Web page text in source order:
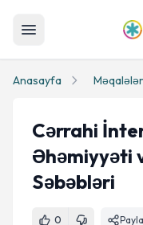
Anasayfa Məqalələr
Cərrahi
Əhəmiyyəti
Səbəbləri
0